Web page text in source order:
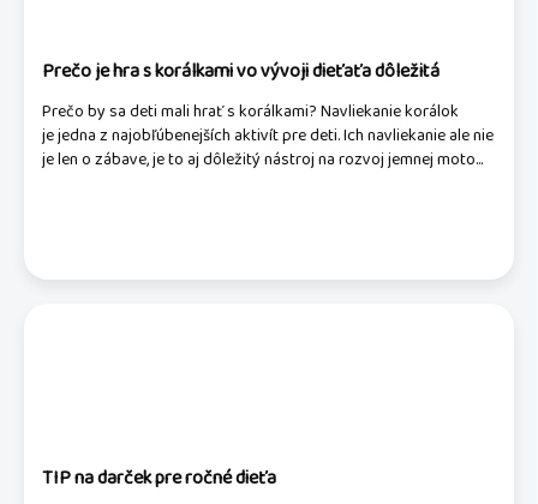
Prečo je hra s korálkami vo vývoji dieťaťa dôležitá
Prečo by sa deti mali hrať s korálkami? Navliekanie korálok
je jedna z najobľúbenejších aktivít pre deti. Ich navliekanie ale nie
je len o zábave, je to aj dôležitý nástroj na rozvoj jemnej moto...
TIP na darček pre ročné dieťa